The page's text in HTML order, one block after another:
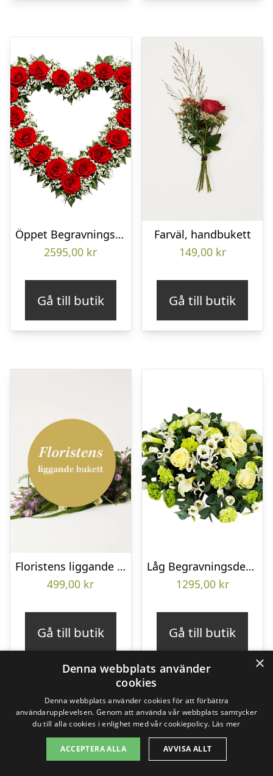
Öppet Begravningshjärta
2595,00 kr
Gå till butik
Farväl, handbukett
149,00 kr
Gå till butik
Floristens liggande bukett
499,00 kr
Gå till butik
Låg Begravningsdekoration
1295,00 kr
Gå till butik
×
Denna webbplats använder
cookies
Denna webbplats använder cookies för att förbättra
användarupplevelsen. Genom att använda vår webbplats samtycker
du till alla cookies i enlighet med vår cookiepolicy. Läs mer
ACCEPTERA ALLA AVVISA ALLT